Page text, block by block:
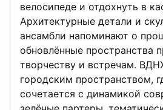
велосипеде и отдохнуть в
Архитектурные детали и
ансамбли напоминают о
обновлённые пространства
творчеству и встречам.
городским пространством,
сочетается с динамикой